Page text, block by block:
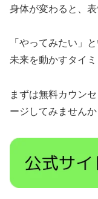
身体が変わると、
「やってみたい」
未来を動かすタイミ
まずは無料カウン
ージしてみませんか